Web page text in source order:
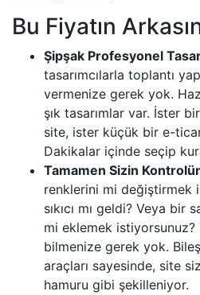
Bu Fiyatın
Şipşak Profesyonel
tasarımcılarla toplantı
vermenize gerek yok.
şık tasarımlar var. İster
site, ister küçük bir e-
Dakikalar içinde seçip
Tamamen Sizin
renklerini mi değiştirmek
sıkıcı mı geldi? Veya
mi eklemek
bilmenize gerek yok.
araçları sayesinde, site
hamuru gibi şekilleniyor.